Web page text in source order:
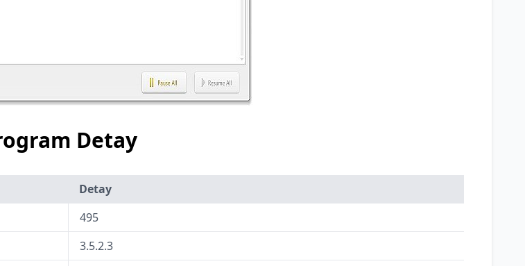
Detay
Detay
495
3.5.2.3